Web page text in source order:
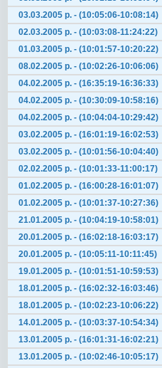
03.03.2005 р. - (10:05:06-10:08:14)
02.03.2005 р. - (10:03:08-11:24:22)
01.03.2005 р. - (10:01:57-10:20:22)
08.02.2005 р. - (10:02:26-10:06:06)
04.02.2005 р. - (16:35:19-16:36:33)
04.02.2005 р. - (10:30:09-10:58:16)
04.02.2005 р. - (10:04:04-10:29:42)
03.02.2005 р. - (16:01:19-16:02:53)
03.02.2005 р. - (10:01:56-10:04:40)
02.02.2005 р. - (10:01:33-11:00:17)
01.02.2005 р. - (16:00:28-16:01:07)
01.02.2005 р. - (10:01:37-10:27:36)
21.01.2005 р. - (10:04:19-10:58:01)
20.01.2005 р. - (16:02:18-16:03:17)
20.01.2005 р. - (10:05:11-10:11:45)
19.01.2005 р. - (10:01:51-10:59:53)
18.01.2005 р. - (16:02:32-16:03:46)
18.01.2005 р. - (10:02:23-10:06:22)
14.01.2005 р. - (10:03:37-10:54:34)
13.01.2005 р. - (16:01:31-16:02:21)
13.01.2005 р. - (10:02:46-10:05:17)